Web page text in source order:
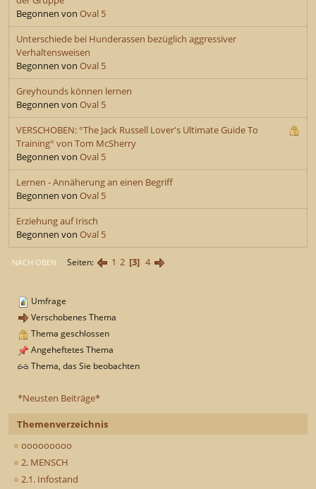
*Neusten Beiträge*
Themenverzeichnis
ooooooooo
2. MENSCH
2.1. Infostand
Begonnen von Oval 5
Unterschiede bei Hunderassen bezüglich aggressiver
Verhaltensweisen
Begonnen von Oval 5
Greyhounds können lernen
Begonnen von Oval 5
VERSCHOBEN: °The Jack Russell Lover's Ultimate Guide To
Training° von Tom McSherry
Begonnen von Oval 5
Lernen - Annäherung an einen Begriff
Begonnen von Oval 5
Erziehung auf Irisch
Begonnen von Oval 5
NACH OBEN Seiten 1 2 3 4
Umfrage
Verschobenes Thema
Thema geschlossen
Angeheftetes Thema
Thema, das Sie beobachten